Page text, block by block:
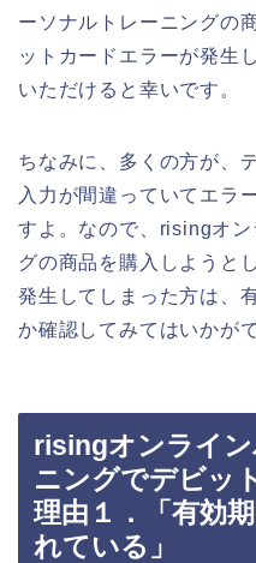
ーソナルトレーニングの
ットカードエラーが発生
いただけると幸いです。
ちなみに、多くの方が、
入力が間違っていてエラ
すよ。なので、risingオ
グの商品を購入しようと
発生してしまった方は、
か確認してみてはいかが
risingオンライ
ニングでデビッ
理由１．「有効
れている」